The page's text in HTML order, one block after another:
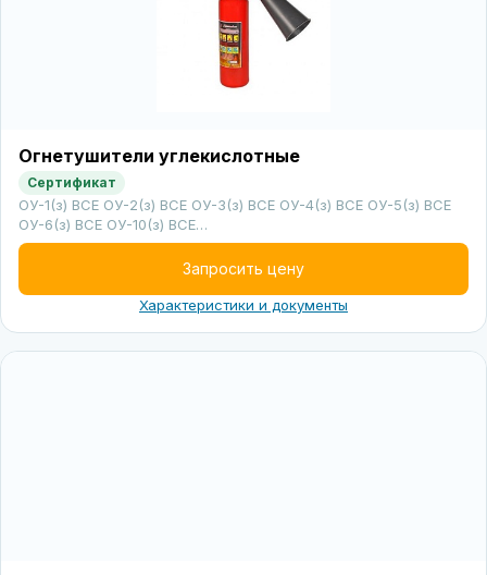
Огнетушители углекислотные
Сертификат
ОУ-1(з) ВСЕ ОУ-2(з) ВСЕ ОУ-3(з) ВСЕ ОУ-4(з) ВСЕ ОУ-5(з) ВСЕ
ОУ-6(з) ВСЕ ОУ-10(з) ВСЕ…
Запросить цену
Характеристики и документы